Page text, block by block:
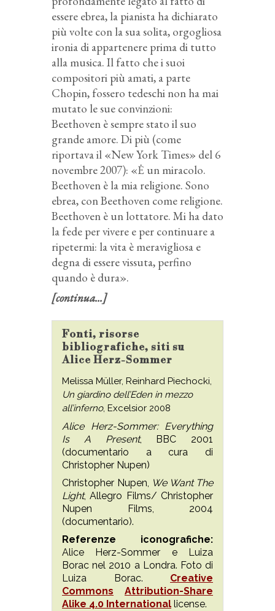
essere ebrea, la pianista ha dichiarato
più volte con la sua solita, orgogliosa
ironia di appartenere prima di tutto
alla musica. Il fatto che i suoi
compositori più amati, a parte
Chopin, fossero tedeschi non ha mai
mutato le sue convinzioni:
Beethoven è sempre stato il suo
grande amore. Di più (come
riportava il «New York Times» del 6
novembre 2007): «Ė un miracolo.
Beethoven è la mia religione. Sono
ebrea, con Beethoven come religione.
Beethoven è un lottatore. Mi ha dato
la fede per vivere e per continuare a
ripetermi: la vita è meravigliosa e
degna di essere vissuta, perfino
quando è dura».
[continua...]
Fonti, risorse
bibliografiche, siti su
Alice Herz-Sommer
Melissa Müller, Reinhard Piechocki,
Un giardino dell’Eden in mezzo
all’inferno, Excelsior 2008
Alice Herz-Sommer: Everything
Is A Present, BBC 2001
(documentario a cura di
Christopher Nupen)
Christopher Nupen, We Want The
Light, Allegro Films/ Christopher
Nupen Films, 2004
(documentario).
Referenze iconografiche:
Alice Herz-Sommer e Luiza
Borac nel 2010 a Londra. Foto di
Luiza Borac. Creative
Commons
Attribution-Share
Alike 4.0 International license.